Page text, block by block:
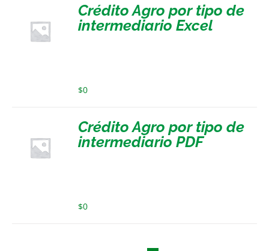
Crédito Agro por tipo de
intermediario Excel
$0
Crédito Agro por tipo de
intermediario PDF
$0